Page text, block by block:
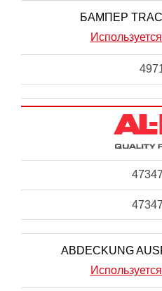
БАМПЕР TRAC
ABDECKUNG